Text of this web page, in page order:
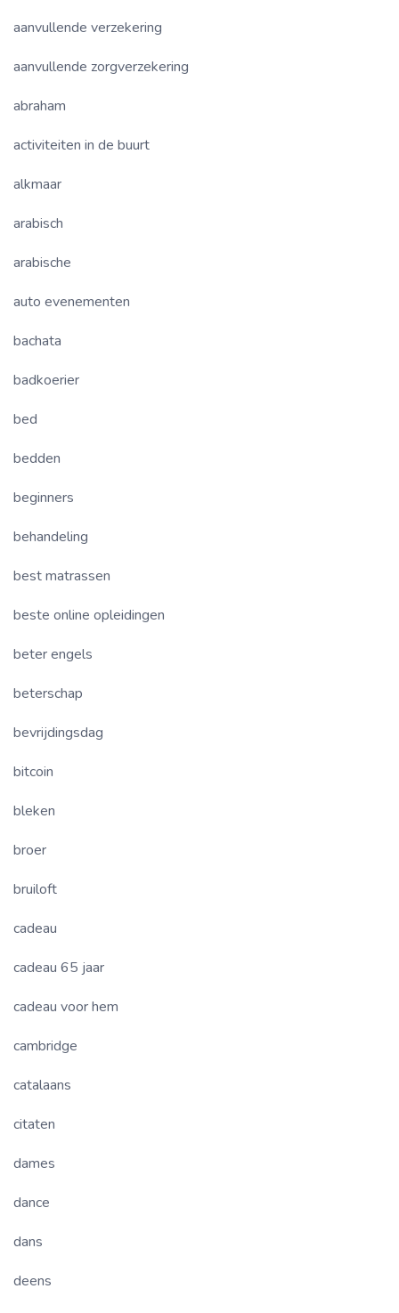
aanvullende verzekering
aanvullende zorgverzekering
abraham
activiteiten in de buurt
alkmaar
arabisch
arabische
auto evenementen
bachata
badkoerier
bed
bedden
beginners
behandeling
best matrassen
beste online opleidingen
beter engels
beterschap
bevrijdingsdag
bitcoin
bleken
broer
bruiloft
cadeau
cadeau 65 jaar
cadeau voor hem
cambridge
catalaans
citaten
dames
dance
dans
deens